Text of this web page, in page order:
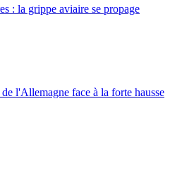
: la grippe aviaire se propage
l'Allemagne face à la forte hausse